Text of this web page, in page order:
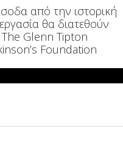
από την ιστορική
θα διατεθούν
Glenn Tipton
Foundation